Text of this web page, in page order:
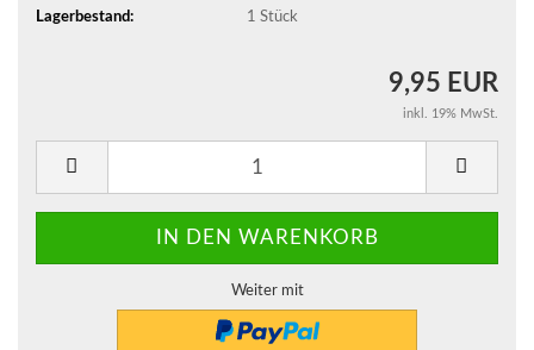
Lagerbestand: 1 Stück
9,95 EUR
inkl. 19% MwSt.
Weiter mit